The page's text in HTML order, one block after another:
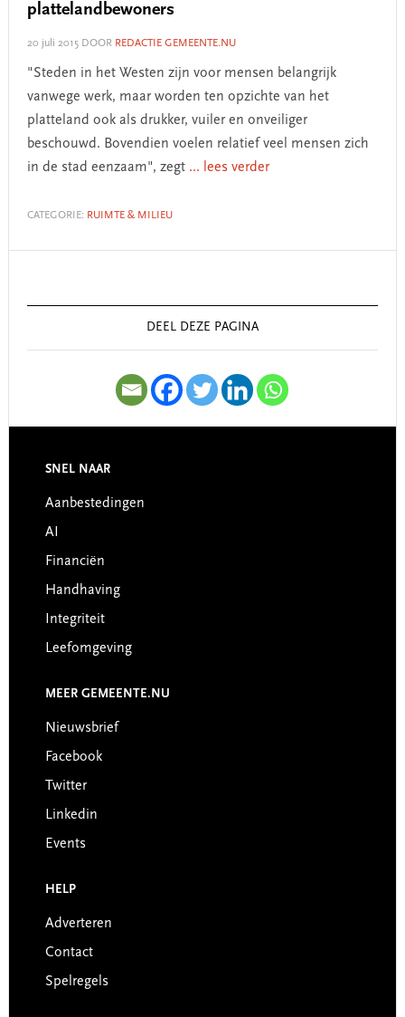
plattelandbewoners
20 juli 2015DOOR REDACTIE GEMEENTE.NU
"Steden in het Westen zijn voor mensen belangrijk
vanwege werk, maar worden ten opzichte van het
platteland ook als drukker, vuiler en onveiliger
beschouwd. Bovendien voelen relatief veel mensen zich
in de stad eenzaam", zegt ... lees verder
CATEGORIE: RUIMTE & MILIEU
Sidebar
DEEL DEZE PAGINA
Footer
SNEL NAAR
Aanbestedingen
AI
Financiën
Handhaving
Integriteit
Leefomgeving
MEER GEMEENTE.NU
Nieuwsbrief
Facebook
Twitter
Linkedin
Events
HELP
Adverteren
Contact
Spelregels